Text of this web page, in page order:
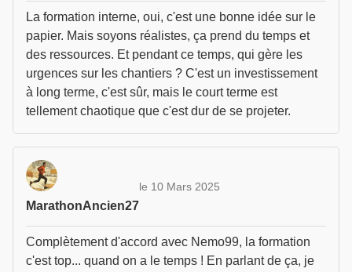
La formation interne, oui, c'est une bonne idée sur le
papier. Mais soyons réalistes, ça prend du temps et
des ressources. Et pendant ce temps, qui gère les
urgences sur les chantiers ? C'est un investissement
à long terme, c'est sûr, mais le court terme est
tellement chaotique que c'est dur de se projeter.
MarathonAncien27
le 10 Mars 2025
Complètement d'accord avec Nemo99, la formation
c'est top... quand on a le temps ! En parlant de ça, je